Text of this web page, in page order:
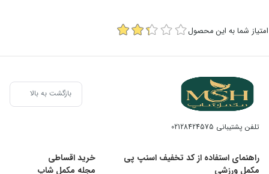
امتیاز شما به این محصول
بازگشت به بالا
تلفن پشتیبانی 02128424575
راهنمای استفاده از کد تخفیف اسنپ پی
خرید اقساطی
مکمل ورزشی
مجله مکمل شاپ